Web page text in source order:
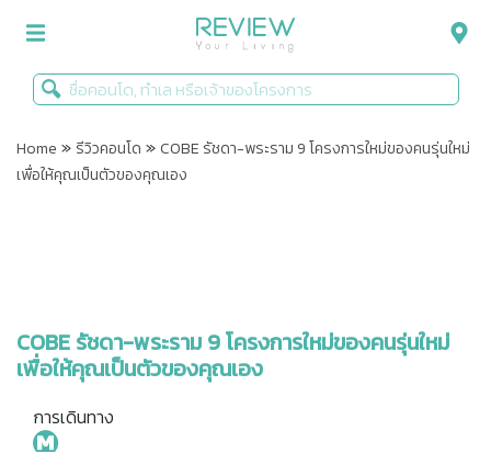
รีวิวคอนโด
Infographic
ข่าวโปรโมชั่น
Home » รีวิวคอนโด »COBE รัชดา-พระราม 9 โครงการใหม่ของคนรุ่นใหม่
เพื่อให้คุณเป็นตัวของคุณเอง
COBE รัชดา-พระราม 9 โครงการใหม่ของคนรุ่นใหม่
เพื่อให้คุณเป็นตัวของคุณเอง
การเดินทาง